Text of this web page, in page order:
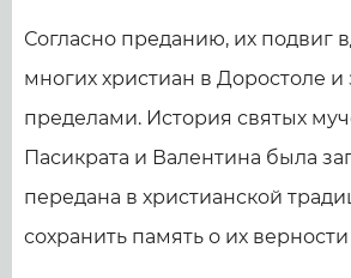
Согласно преданию, их подвиг
многих христиан в Доростоле и
пределами. История святых
Пасикрата и Валентина была
передана в христианской
сохранить память о их верности